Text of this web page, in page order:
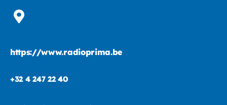
https://www.radioprima.be
+32 4 247 22 40